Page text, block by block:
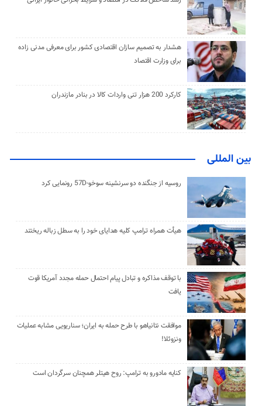
هشدار به تصمیم سازان اقتصادی کشور برای معرفی مدنی زاده
برای وزارت اقتصاد
کارکرد 200 هزار تنی واردات کالا در بنادر مازندران
بین المللی
روسیه از جنگنده دو سرنشینه سوخو-57D رونمایی کرد
هیأت همراه ترامپ کلیه هدایای خود را به سطل زباله ریختند
با توقف مذاکره و تبادل پیام احتمال حمله مجدد آمریکا قوت
یافت
موافقت نتانیاهو با طرح حمله به ایران؛ سناریویی مشابه عملیات
ونزوئلا!
کنایه مادورو به ترامپ: روح هیتلر همچنان سرگردان است